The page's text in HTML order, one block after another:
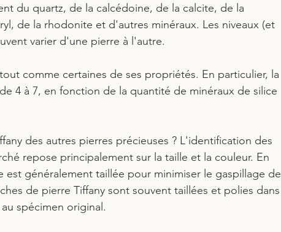
du quartz, de la calcédoine, de la calcite, de la
de la rhodonite et d'autres minéraux. Les niveaux (et
varier d'une pierre à l'autre.
comme certaines de ses propriétés. En particulier, la
4 à 7, en fonction de la quantité de minéraux de silice
des autres pierres précieuses ? L'identification des
repose principalement sur la taille et la couleur. En
est généralement taillée pour minimiser le gaspillage de
de pierre Tiffany sont souvent taillées et polies dans
spécimen original.